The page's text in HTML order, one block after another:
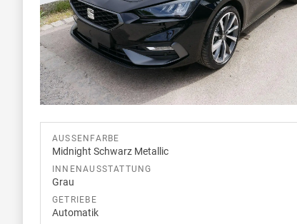
AUSSENFARBE
Midnight Schwarz Metallic
INNENAUSSTATTUNG
Grau
GETRIEBE
Automatik